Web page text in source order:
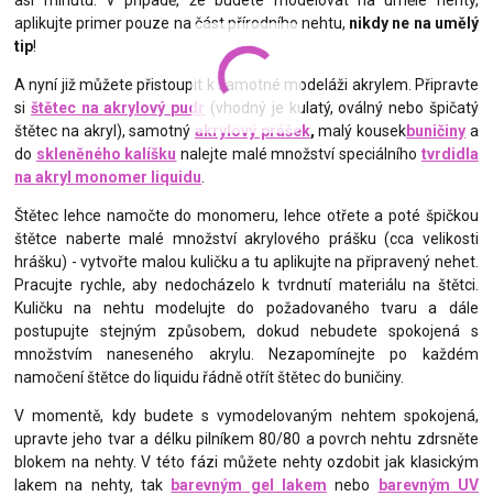
aplikujte primer pouze na část přírodního nehtu, nikdy ne na umělý
tip!
A nyní již můžete přistoupit k samotné modeláži akrylem. Připravte
si štětec na akrylový pudr (vhodný je kulatý, oválný nebo špičatý
štětec na akryl), samotný akrylový prášek,malý kousekbuničiny a
do skleněného kalíšku nalejte malé množství speciálního tvrdidla
na akryl monomer liquidu
Štětec lehce namočte do monomeru, lehce otřete a poté špičkou
štětce naberte malé množství akrylového prášku (cca velikosti
hrášku) - vytvořte malou kuličku a tu aplikujte na připravený nehet.
Pracujte rychle, aby nedocházelo k tvrdnutí materiálu na štětci.
Kuličku na nehtu modelujte do požadovaného tvaru a dále
postupujte stejným způsobem, dokud nebudete spokojená s
množstvím naneseného akrylu. Nezapomínejte po každém
namočení štětce do liquidu řádně otřít štětec do buničiny.
V momentě, kdy budete s vymodelovaným nehtem spokojená,
upravte jeho tvar a délku pilníkem 80/80 a povrch nehtu zdrsněte
blokem na nehty. V této fázi můžete nehty ozdobit jak klasickým
lakem na nehty, tak
barevným gel lakem nebo
barevným UV